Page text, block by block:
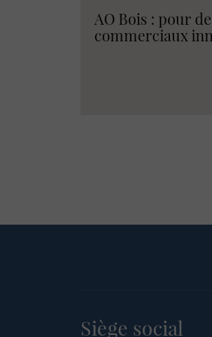
AO Bois : pour
commerciaux
Siège social